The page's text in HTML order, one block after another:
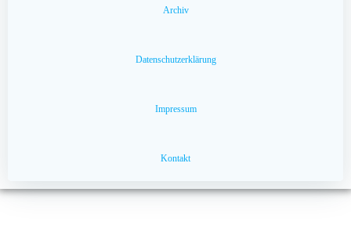
Archiv
Datenschutzerklärung
Impressum
Kontakt